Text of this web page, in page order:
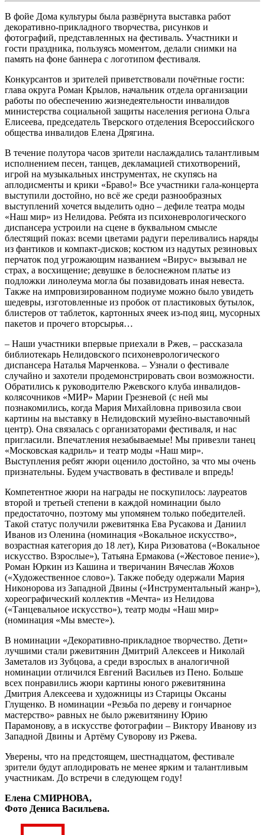
В фойе Дома культуры была развёрнута выставка работ
декоративно-прикладного творчества, рисунков и
фотографий, представленных на фестиваль. Участники и
гости праздника, пользуясь моментом, делали снимки на
память на фоне баннера с логотипом фестиваля.
Конкурсантов и зрителей приветствовали почётные гости:
глава округа Роман Крылов, начальник отдела организации
работы по обеспечению жизнедеятельности инвалидов
министерства социальной защиты населения региона Ольга
Елисеева, председатель Тверского отделения Всероссийского
общества инвалидов Елена Дрягина.
В течение полутора часов зрители наслаждались талантливым
исполнением песен, танцев, декламацией стихотворений,
игрой на музыкальных инструментах, не скупясь на
аплодисменты и крики «Браво!» Все участники гала-концерта
выступили достойно, но всё же среди разнообразных
выступлений хочется выделить одно – дефиле театра моды
«Наш мир» из Нелидова. Ребята из психоневрологического
диспансера устроили на сцене в буквальном смысле
блестящий показ: всеми цветами радуги переливались наряды
из фантиков и компакт-дисков; костюм из надутых резиновых
перчаток под угрожающим названием «Вирус» вызывал не
страх, а восхищение; девушке в белоснежном платье из
подложки линолеума могла бы позавидовать иная невеста.
Также на импровизированном подиуме можно было увидеть
шедевры, изготовленные из пробок от пластиковых бутылок,
блистеров от таблеток, картонных ячеек из-под яиц, мусорных
пакетов и прочего вторсырья…
– Наши участники впервые приехали в Ржев, – рассказала
библиотекарь Нелидовского психоневрологического
диспансера Наталья Марченкова. – Узнали о фестивале
случайно и захотели продемонстрировать свои возможности.
Обратились к руководителю Ржевского клуба инвалидов-
колясочников «МИР» Марии Грезневой (с ней мы
познакомились, когда Мария Михайловна привозила свои
картины на выставку в Нелидовский музейно-выставочный
центр). Она связалась с организаторами фестиваля, и нас
пригласили. Впечатления незабываемые! Мы привезли танец
«Московская кадриль» и театр моды «Наш мир».
Выступления ребят жюри оценило достойно, за что мы очень
признательны. Будем участвовать в фестивале и впредь!
Компетентное жюри на награды не поскупилось: лауреатов
второй и третьей степени в каждой номинации было
предостаточно, поэтому мы упомянем только победителей.
Такой статус получили ржевитянка Ева Русакова и Даниил
Иванов из Оленина (номинация «Вокальное искусство»,
возрастная категория до 18 лет), Кира Ризоватова («Вокальное
искусство. Взрослые»), Татьяна Ермакова («Жестовое пение»),
Роман Юркин из Кашина и тверичанин Вячеслав Жохов
(«Художественное слово»). Также победу одержали Мария
Никонорова из Западной Двины («Инструментальный жанр»),
хореографический коллектив «Мечта» из Нелидова
(«Танцевальное искусство»), театр моды «Наш мир»
(номинация «Мы вместе»).
В номинации «Декоративно-прикладное творчество. Дети»
лучшими стали ржевитянин Дмитрий Алексеев и Николай
Заметалов из Зубцова, а среди взрослых в аналогичной
номинации отличился Евгений Васильев из Пено. Больше
всех понравились жюри картины юного ржевитянина
Дмитрия Алексеева и художницы из Старицы Оксаны
Глущенко. В номинации «Резьба по дереву и гончарное
мастерство» равных не было ржевитянину Юрию
Парамонову, а в искусстве фотографии – Виктору Иванову из
Западной Двины и Артёму Суворову из Ржева.
Уверены, что на предстоящем, шестнадцатом, фестивале
зрители будут аплодировать не менее ярким и талантливым
участникам. До встречи в следующем году!
Елена СМИРНОВА,
Фото Дениса Васильева.